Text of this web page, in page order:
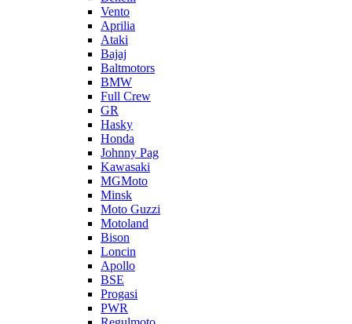
Vento
Aprilia
Ataki
Bajaj
Baltmotors
BMW
Full Crew
GR
Hasky
Honda
Johnny Pag
Kawasaki
MGMoto
Minsk
Moto Guzzi
Motoland
Bison
Loncin
Apollo
BSE
Progasi
PWR